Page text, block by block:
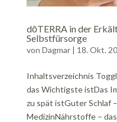
dōTERRA in der
Selbstfürsorge
von Dagmar| 18. Okt.
Inhaltsverzeichnis
das Wichtigste istDas
zu spät istGuter Schlaf
MedizinNährstoffe –